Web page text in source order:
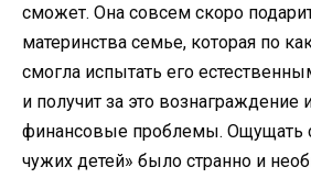
сможет. Она совсем скоро
материнства семье, которая по
смогла испытать его
и получит за это вознаграждение
финансовые проблемы. Ощущать
чужих детей» было странно и